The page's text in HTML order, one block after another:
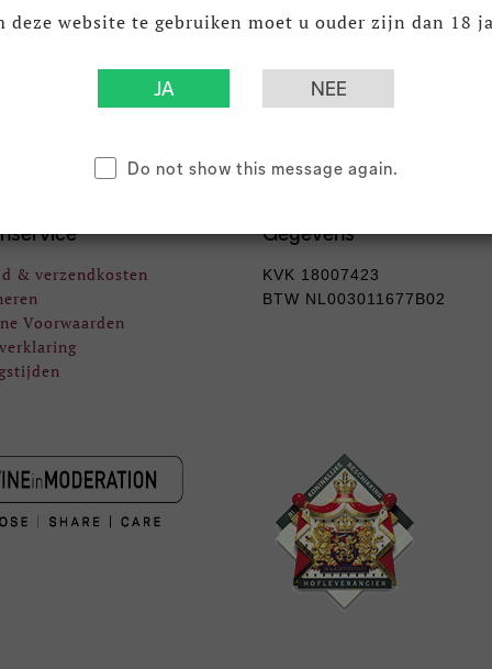
deze website te gebruiken moet u ouder zijn dan 18
Do not show this message again.
stuks ( Inhoud : 1 Stuks)
& verzendkosten
Voorwaarden
Gegevens
KVK 18007423
BTW NL003011677B02